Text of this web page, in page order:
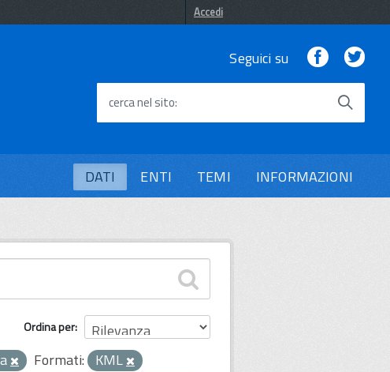
Accedi
Seguici su Facebook
cerca nel sito
DATI ENTI TEMI INFORMAZIONI
Ordina per
Formati: KML